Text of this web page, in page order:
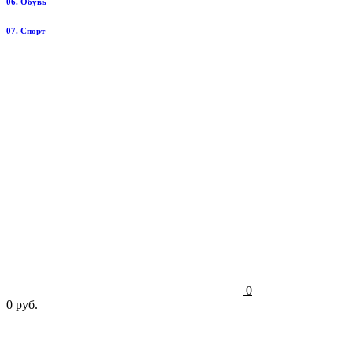
07. Спорт
0
0 руб.